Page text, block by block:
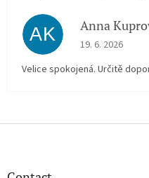
AK Anna
The store rating
19. 6. 2026
Velice spokojená. Určitě
F